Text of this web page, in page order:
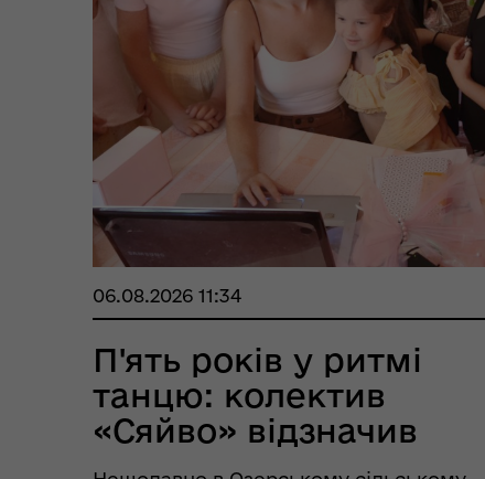
06.08.2026 11:34
П'ять років у ритмі
танцю: колектив
«Сяйво» відзначив
перший ю...